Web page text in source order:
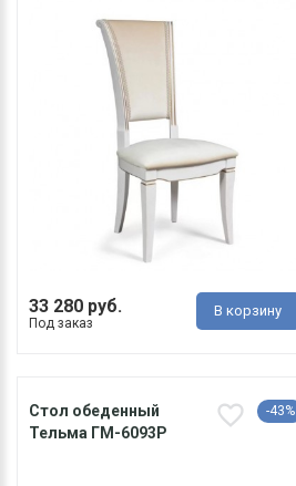
33 280 руб.
Под заказ
В корзину
Стол обеденный
Тельма ГМ-6093Р
-43%